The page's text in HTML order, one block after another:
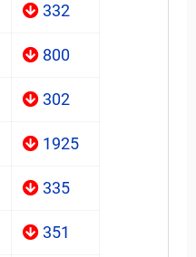
332
800
302
1925
335
351